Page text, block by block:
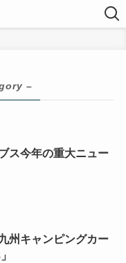
–
ス今年の重大ニュー
州キャンピングカー